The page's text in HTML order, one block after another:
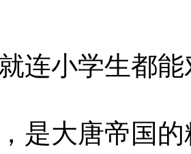
连小学生都能
是大唐帝国的